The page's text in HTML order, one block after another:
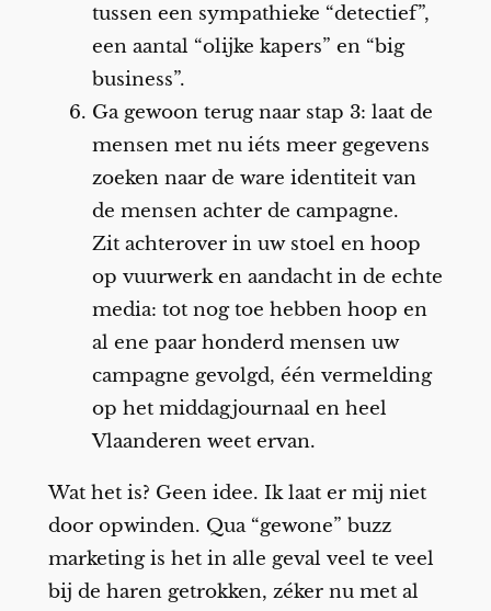
tussen een sympathieke “detectief”,
een aantal “olijke kapers” en “big
business”.
Ga gewoon terug naar stap 3: laat de
mensen met nu iéts meer gegevens
zoeken naar de ware identiteit van
de mensen achter de campagne.
Zit achterover in uw stoel en hoop
op vuurwerk en aandacht in de echte
media: tot nog toe hebben hoop en
al ene paar honderd mensen uw
campagne gevolgd, één vermelding
op het middagjournaal en heel
Vlaanderen weet ervan.
Wat het is? Geen idee. Ik laat er mij niet
door opwinden. Qua “gewone” buzz
marketing is het in alle geval veel te veel
bij de haren getrokken, zéker nu met al